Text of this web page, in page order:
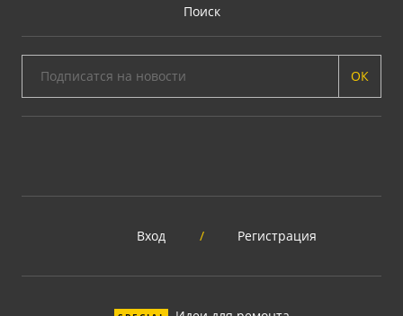
Поиск
ОК
Вход / Регистрация